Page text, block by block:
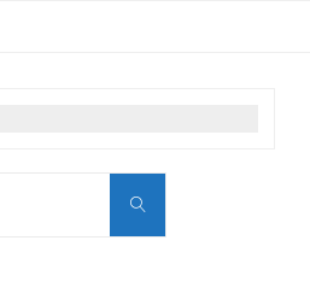
Search